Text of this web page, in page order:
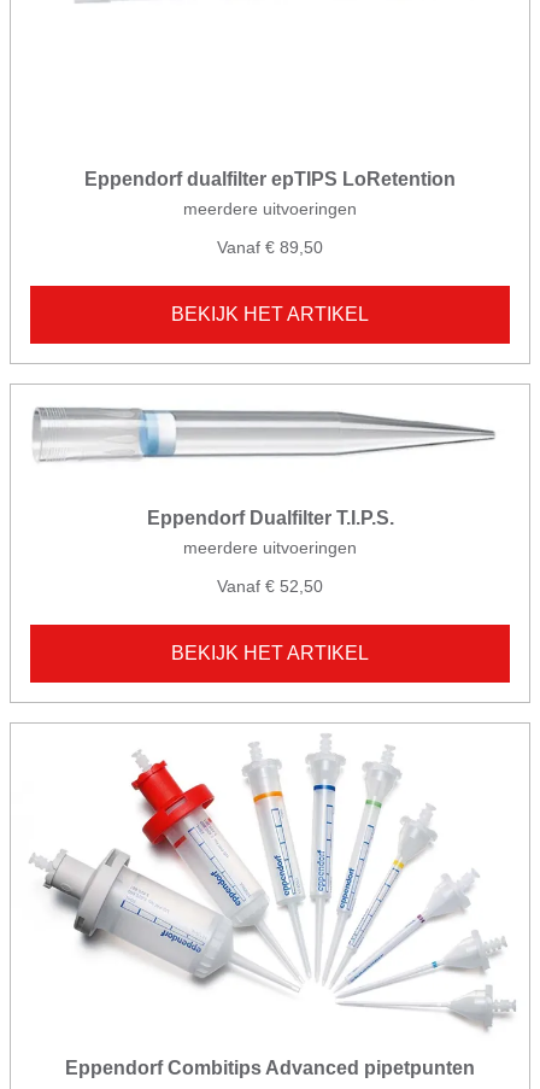
Eppendorf dualfilter epTIPS LoRetention
meerdere uitvoeringen
Vanaf € 89,50
BEKIJK HET ARTIKEL
Eppendorf Dualfilter T.I.P.S.
meerdere uitvoeringen
Vanaf € 52,50
BEKIJK HET ARTIKEL
Eppendorf Combitips Advanced pipetpunten